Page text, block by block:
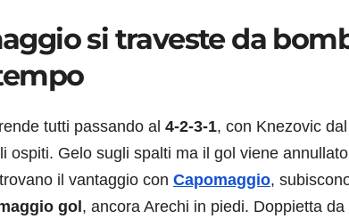
si traveste da
tutti passando al 4-2-3-1, con Knezovic dal
ospiti. Gelo sugli spalti ma il gol viene
il vantaggio con Capomaggio,
gol , ancora Arechi in piedi. Doppietta da